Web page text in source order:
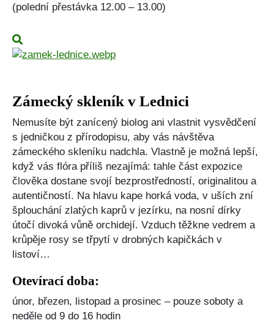
(polední přestávka 12.00 – 13.00)
Zámecký skleník v Lednici
Nemusíte být zanícený biolog ani vlastnit vysvědčení
s jedničkou z přírodopisu, aby vás návštěva
zámeckého skleníku nadchla. Vlastně je možná lepší,
když vás flóra příliš nezajímá: tahle část expozice
člověka dostane svojí bezprostředností, originalitou a
autentičností. Na hlavu kape horká voda, v uších zní
šplouchání zlatých kaprů v jezírku, na nosní dírky
útočí divoká vůně orchidejí. Vzduch těžkne vedrem a
krůpěje rosy se třpytí v drobných kapičkách v
listoví…
Otevírací doba:
únor, březen, listopad a prosinec – pouze soboty a
neděle od 9 do 16 hodin